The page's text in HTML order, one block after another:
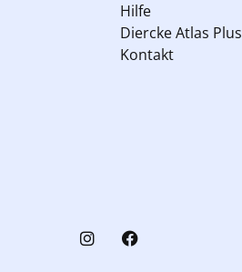
Hilfe
Diercke Atlas Plus
Kontakt